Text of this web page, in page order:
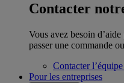
Contacter
Vous avez besoin
passer une commande
Contacter
Pour les entreprises